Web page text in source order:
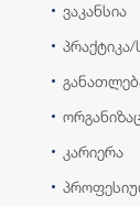
ვაკანსია
კარიერა